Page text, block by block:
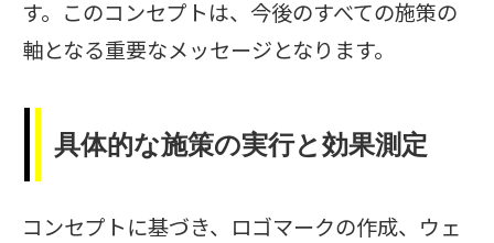
す。このコンセプトは、今後のすべての施策の
軸となる重要なメッセージとなります。
具体的な施策の実行と効果測定
コンセプトに基づき、ロゴマークの作成、ウェ